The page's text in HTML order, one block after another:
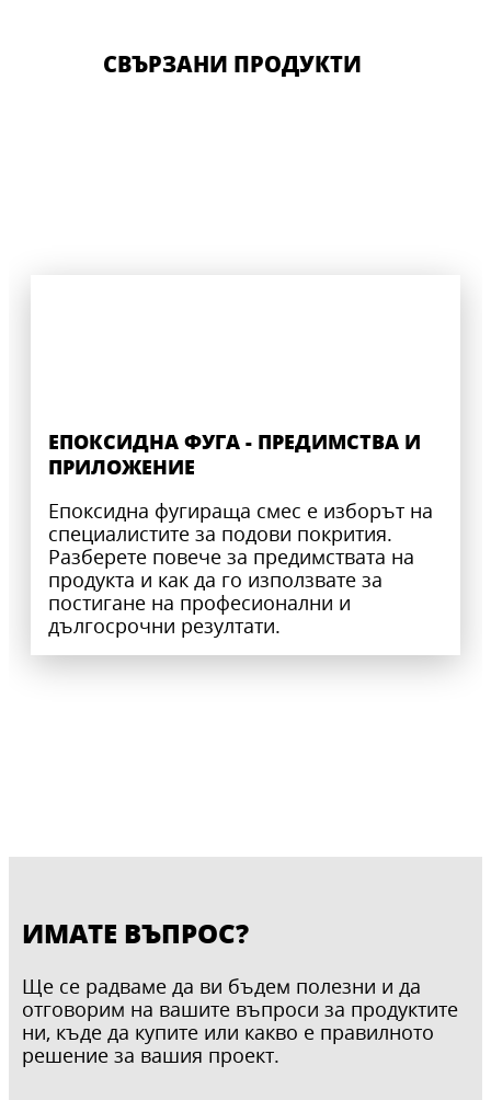
СВЪРЗАНИ ПРОДУКТИ
ЕПОКСИДНА ФУГА - ПРЕДИМСТВА И
ПРИЛОЖЕНИЕ
Епоксидна фугираща смес е изборът на
специалистите за подови покрития.
Разберете повече за предимствата на
продукта и как да го използвате за
постигане на професионални и
дългосрочни резултати.
ВОДОУСТОЙЧИВА ФАСАДНА БОЯ:
ЦВЕТЕН СЛОЙ С ТРАЙНА ЗАЩИТА
Ceresit водоустойчива фасадна боя е
ЛЕПЕНЕ НА ПЛОЧКИ - ПОДГОТОВКА И
МОНТАЖ
ИЗРАВНЯВАНЕ НА НЕРАВНИ ПОДОВЕ:
ВЕРНИЯТ ПАРТНЬОР
ХИДРОИЗОЛАЦИЯ ЗА БАНЯ
СИЛИКОН ЗА ВАНА, ДУШ КАБИНА И
ИМАТЕ ВЪПРОС?
Ще се радваме да ви бъдем полезни и да
отговорим на вашите въпроси за продуктите
ни, къде да купите или какво е правилното
решение за вашия проект.